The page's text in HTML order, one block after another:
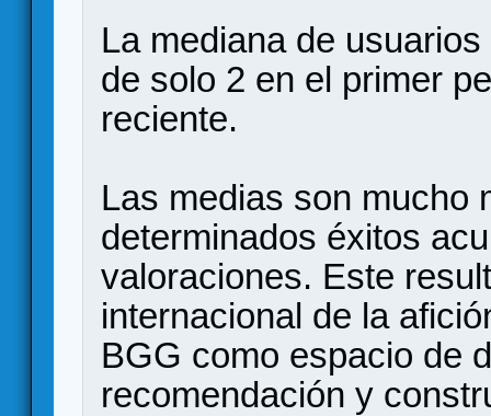
La mediana de
de solo 2 en el primer
reciente.
Las medias son mucho
determinados éxitos
valoraciones. Este
internacional de la
BGG como espacio de
recomendación y